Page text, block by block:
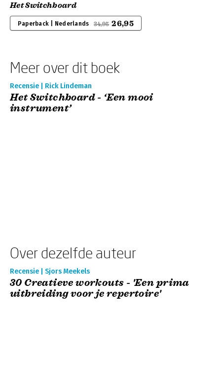
Het Switchboard
Paperback | Nederlands 34,95 26,95
Meer over dit boek
Recensie | Rick Lindeman
Het Switchboard - ‘Een mooi
instrument’
Over dezelfde auteur
Recensie | Sjors Meekels
30 Creatieve workouts - 'Een prima
uitbreiding voor je repertoire'